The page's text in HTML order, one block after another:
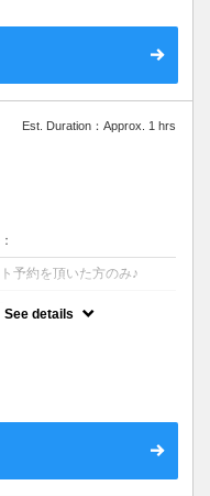
ャンプーブロー込●ロング料
す●選べるシャンプー付き●
Est. Duration：Approx. 1 hrs
予約を頂いた方のみ♪
See details